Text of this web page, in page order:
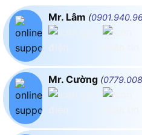
Mr. Lâm (
Mr. Cường (